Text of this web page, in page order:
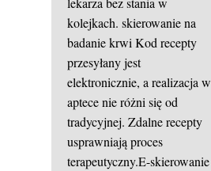
kolejkach. skierowanie na
badanie krwi Kod recepty
przesyłany jest
elektronicznie, a realizacja w
aptece nie różni się od
tradycyjnej. Zdalne recepty
usprawniają proces
terapeutyczny.E-skierowanie